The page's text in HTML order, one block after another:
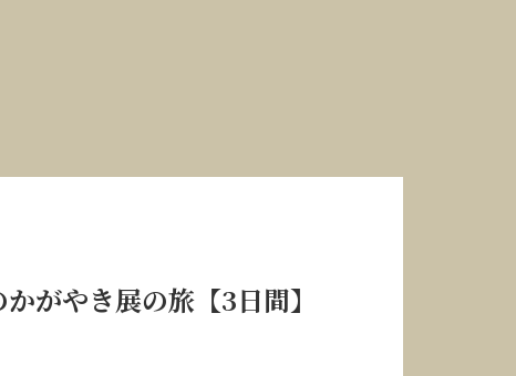
がやき展の旅【3日間】